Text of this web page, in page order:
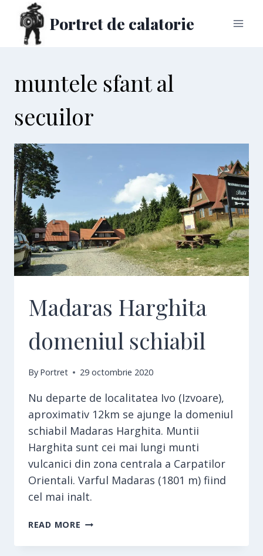
content
Portret de calatorie
muntele sfant al
secuilor
Madaras Harghita
domeniul schiabil
By Portret 29 octombrie 2020
Nu departe de localitatea Ivo (Izvoare),
aproximativ 12km se ajunge la domeniul
schiabil Madaras Harghita. Muntii
Harghita sunt cei mai lungi munti
vulcanici din zona centrala a Carpatilor
Orientali. Varful Madaras (1801 m) fiind
cel mai inalt.
READ MORE MADARAS
DOMENIUL